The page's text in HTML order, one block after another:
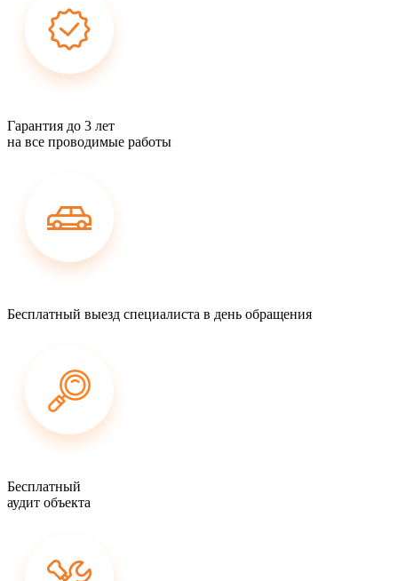
Гарантия до 3 лет
на все проводимые работы
Бесплатный выезд специалиста в день обращения
Бесплатный
аудит объекта